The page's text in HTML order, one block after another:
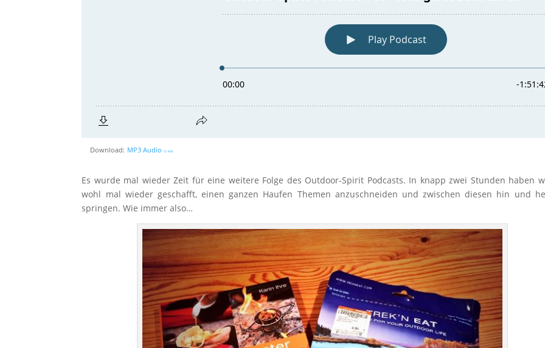
Download: MP3 Audio 51 MB
Es wurde mal wieder Zeit für eine weitere Folge des Outdoor-Spirit Podcasts. In knapp zwei Stunden haben
wohl mal wieder geschafft, einen ganzen Haufen Themen anzuschneiden und zwischen diesen hin und
springen. Wie immer also…